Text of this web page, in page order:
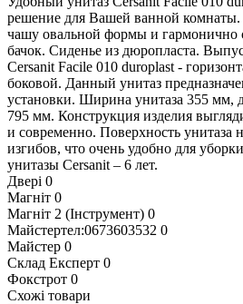
решение для Вашей ванной
чашу овальной формы и гармонично
бачок. Сиденье из дюропласта.
Cersanit Facile 010 duroplast -
боковой. Данный унитаз
установки. Ширина унитаза 355 мм,
795 мм. Конструкция изделия
и современно. Поверхность унитаза
изгибов, что очень удобно для
унитазы Cersanit – 6 лет.
Двері 0
Магніт 0
Магніт 2 (Інструмент) 0
Майстертел:0673603532 0
Майстер 0
Склад Експерт 0
Фокстрот 0
Схожі товари